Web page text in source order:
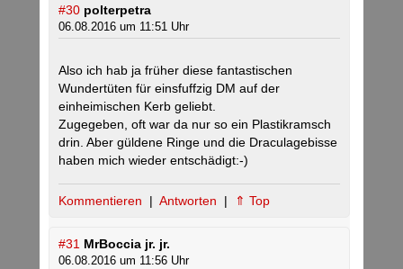
#30 polterpetra
06.08.2016 um 11:51 Uhr
Also ich hab ja früher diese fantastischen
Wundertüten für einsfuffzig DM auf der
einheimischen Kerb geliebt.
Zugegeben, oft war da nur so ein Plastikramsch
drin. Aber güldene Ringe und die Draculagebisse
haben mich wieder entschädigt:-)
Kommentieren | Antworten | ⇑ Top
#31 MrBoccia jr. jr.
06.08.2016 um 11:56 Uhr